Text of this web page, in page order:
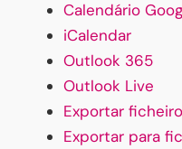
Calendário
iCalendar
Outlook 365
Outlook Live
Exportar
Exportar para